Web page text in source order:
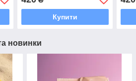
Купити
новинки